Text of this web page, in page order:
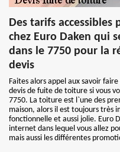
Des tarifs accessibles
chez Euro Daken qui
dans le 7750 pour la
devis
Faites alors appel aux savoir
devis de fuite de toiture si vous
7750. La toiture est l`une des
maison, alors il est toujours très
fonctionnelle et aussi jolie. Euro
internet dans lequel vous allez
mais aussi les différentes